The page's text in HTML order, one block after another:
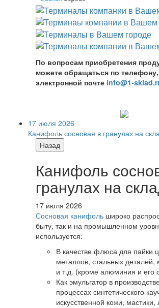
По вопросам приобретения
можете обращаться по
электронной почте info@1-
17 июля 2026
Канифоль сосновая в гранулах на
Назад
Канифоль
гранулах на
17 июля 2026
Сосновая канифоль широко
быту, так и на промышленном
используется:
В качестве флюса для пайки
металлов, стальных
и т.д. (кроме алюминия и его
Как эмульгатор в
процессах синтетического
искусственной кожи, мастики,